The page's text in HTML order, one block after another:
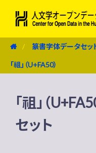
篆書字体データセッ
「祖」（U+FA50）
「祖」（
セット